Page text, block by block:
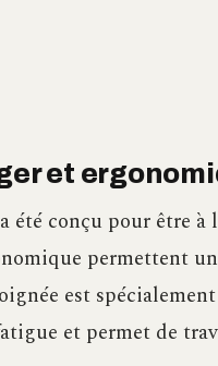
et
été conçu pour être à
permettent
est
et permet de